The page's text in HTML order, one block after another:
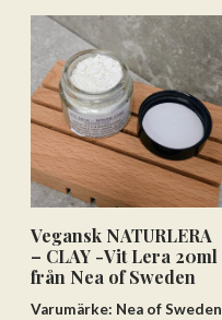
Vegansk NATURLERA
– CLAY -Vit Lera 20ml
från Nea of Sweden
Varumärke: Nea of Sweden